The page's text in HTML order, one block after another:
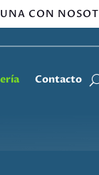
CON
Contacto